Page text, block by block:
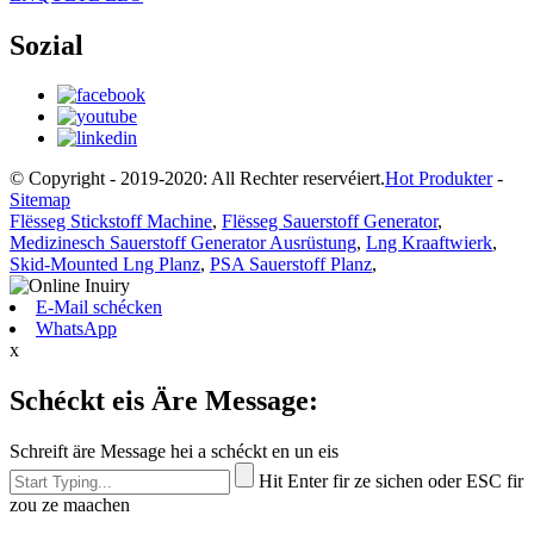
Sozial
© Copyright - 2019-2020: All Rechter reservéiert.Hot Produkter-
Sitemap
Flësseg Stickstoff Machine, Flësseg Sauerstoff Generator,
Medizinesch Sauerstoff Generator Ausrüstung, Lng Kraaftwierk,
Skid-Mounted Lng Planz, PSA Sauerstoff Planz,
E-Mail schécken
WhatsApp
x
Schéckt eis Äre Message:
Schreift äre Message hei a schéckt en un eis
Hit Enter fir ze sichen oder ESC fir
zou ze maachen